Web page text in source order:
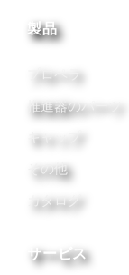
製品
プロペラ
推進器のパーツ
キャップ
その他
カタログ
サービス